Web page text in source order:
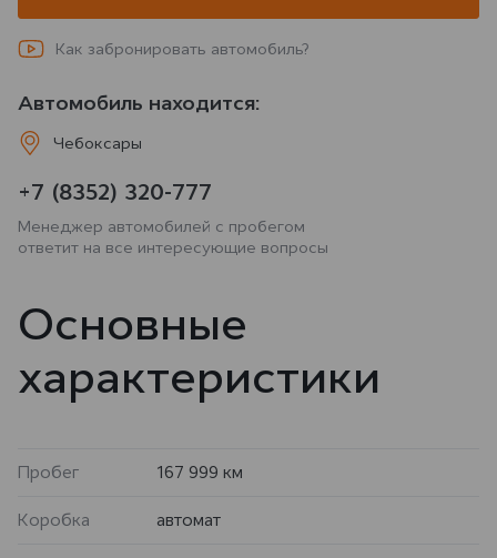
Как забронировать автомобиль?
Автомобиль находится:
Чебоксары
+7 (8352) 320-777
Менеджер автомобилей с пробегом
ответит на все интересующие вопросы
Основные
характеристики
Пробег 167 999 км
Коробка автомат